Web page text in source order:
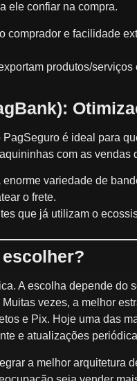
ele confiar na compra.
comprador e facilidade
produtos/
é ideal para
com as vendas
enorme variedade de
o frete.
que já utilizam o
A escolha depende
vezes, a melhor
e Pix. Hoje uma das
e atualizações
a melhor arquitetura